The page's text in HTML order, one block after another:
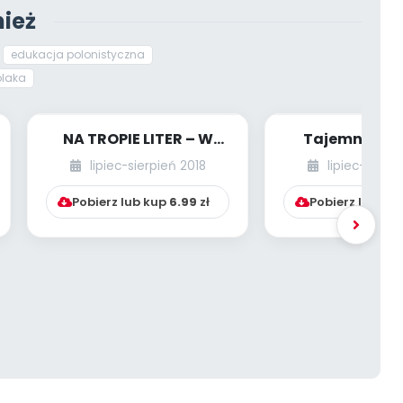
edukacja polonistyczna
NA TROPIE LITER – W
WODZIE
lipiec-sierpień 2018
Pobierz lub kup 6.99 zł
Tajemnicza
lipiec-
Pobierz lub